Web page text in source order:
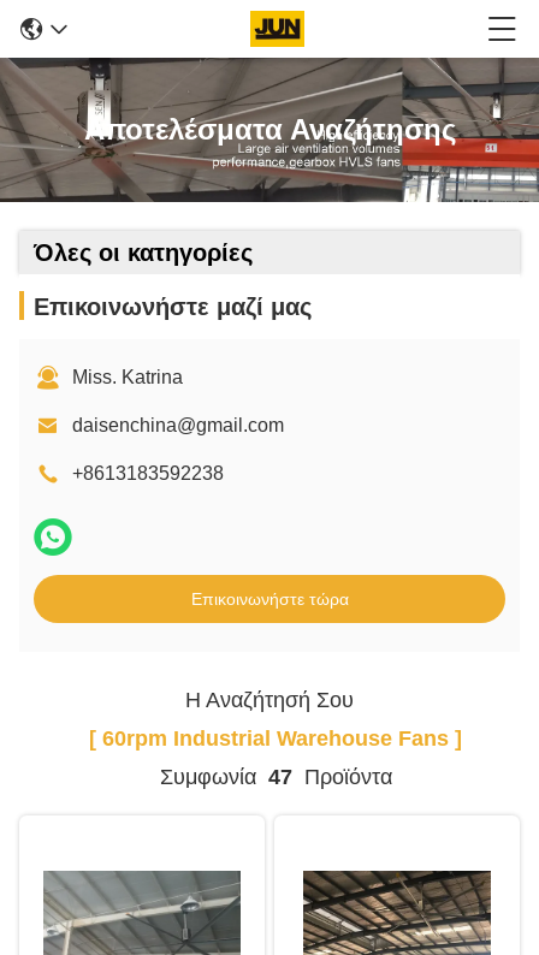
Αποτελέσματα Αναζήτησης
Όλες οι κατηγορίες
Επικοινωνήστε μαζί μας
Miss. Katrina
daisenchina@gmail.com
+8613183592238
Επικοινωνήστε τώρα
Η Αναζήτησή Σου
[ 60rpm Industrial Warehouse Fans ]
Συμφωνία 47Προϊόντα